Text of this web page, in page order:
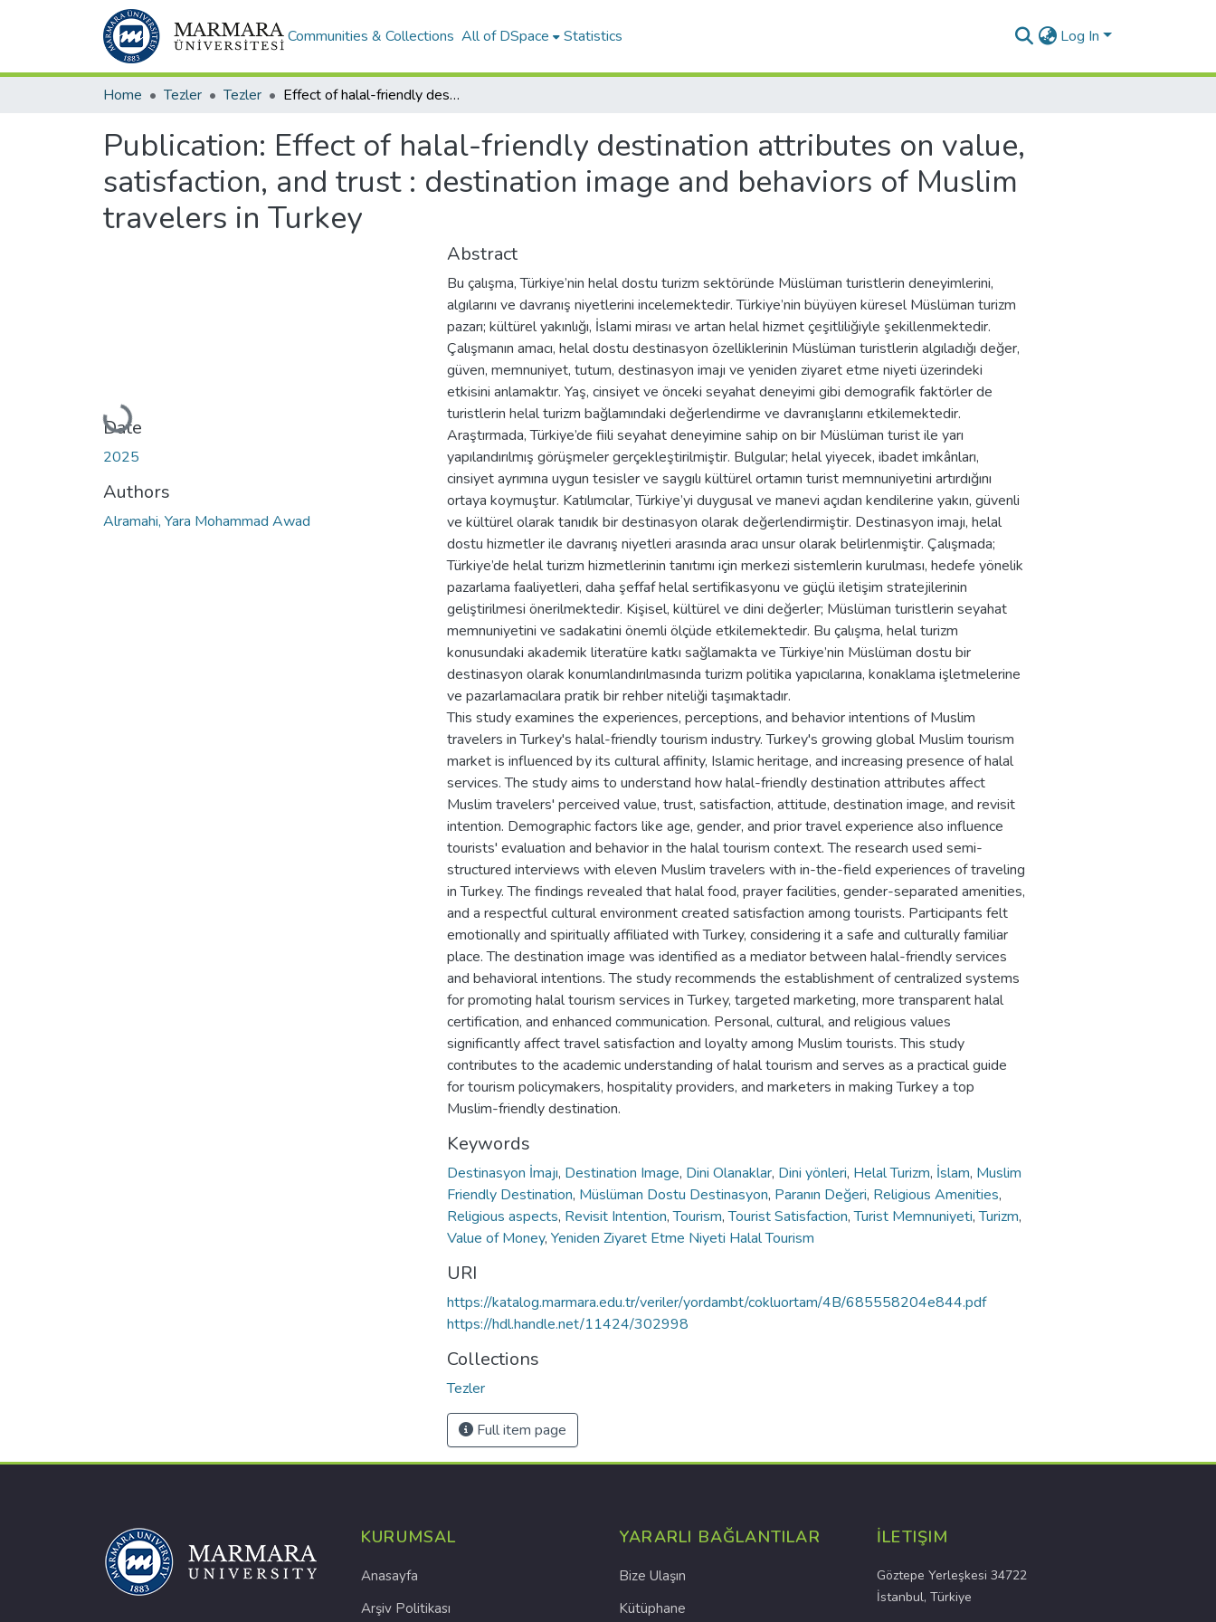
Communities & Collections All of DSpace Statistics Log In
Home Tezler Tezler Effect of halal-friendly destination attributes on value, satisfaction, and trust : destination image and behaviors of Muslim travelers in Turkey
Publication: Effect of halal-friendly destination attributes on value,
satisfaction, and trust : destination image and behaviors of Muslim
travelers in Turkey
Loading...
Date
2025
Authors
Alramahi, Yara Mohammad Awad
Abstract
Bu çalışma, Türkiye’nin helal dostu turizm sektöründe Müslüman turistlerin deneyimlerini,
algılarını ve davranış niyetlerini incelemektedir. Türkiye’nin büyüyen küresel Müslüman turizm
pazarı; kültürel yakınlığı, İslami mirası ve artan helal hizmet çeşitliliğiyle şekillenmektedir.
Çalışmanın amacı, helal dostu destinasyon özelliklerinin Müslüman turistlerin algıladığı değer,
güven, memnuniyet, tutum, destinasyon imajı ve yeniden ziyaret etme niyeti üzerindeki
etkisini anlamaktır. Yaş, cinsiyet ve önceki seyahat deneyimi gibi demografik faktörler de
turistlerin helal turizm bağlamındaki değerlendirme ve davranışlarını etkilemektedir.
Araştırmada, Türkiye’de fiili seyahat deneyimine sahip on bir Müslüman turist ile yarı
yapılandırılmış görüşmeler gerçekleştirilmiştir. Bulgular; helal yiyecek, ibadet imkânları,
cinsiyet ayrımına uygun tesisler ve saygılı kültürel ortamın turist memnuniyetini artırdığını
ortaya koymuştur. Katılımcılar, Türkiye’yi duygusal ve manevi açıdan kendilerine yakın, güvenli
ve kültürel olarak tanıdık bir destinasyon olarak değerlendirmiştir. Destinasyon imajı, helal
dostu hizmetler ile davranış niyetleri arasında aracı unsur olarak belirlenmiştir. Çalışmada;
Türkiye’de helal turizm hizmetlerinin tanıtımı için merkezi sistemlerin kurulması, hedefe yönelik
pazarlama faaliyetleri, daha şeffaf helal sertifikasyonu ve güçlü iletişim stratejilerinin
geliştirilmesi önerilmektedir. Kişisel, kültürel ve dini değerler; Müslüman turistlerin seyahat
memnuniyetini ve sadakatini önemli ölçüde etkilemektedir. Bu çalışma, helal turizm
konusundaki akademik literatüre katkı sağlamakta ve Türkiye’nin Müslüman dostu bir
destinasyon olarak konumlandırılmasında turizm politika yapıcılarına, konaklama işletmelerine
ve pazarlamacılara pratik bir rehber niteliği taşımaktadır.
This study examines the experiences, perceptions, and behavior intentions of Muslim
travelers in Turkey's halal-friendly tourism industry. Turkey's growing global Muslim tourism
market is influenced by its cultural affinity, Islamic heritage, and increasing presence of halal
services. The study aims to understand how halal-friendly destination attributes affect
Muslim travelers' perceived value, trust, satisfaction, attitude, destination image, and revisit
intention. Demographic factors like age, gender, and prior travel experience also influence
tourists' evaluation and behavior in the halal tourism context. The research used semi-
structured interviews with eleven Muslim travelers with in-the-field experiences of traveling
in Turkey. The findings revealed that halal food, prayer facilities, gender-separated amenities,
and a respectful cultural environment created satisfaction among tourists. Participants felt
emotionally and spiritually affiliated with Turkey, considering it a safe and culturally familiar
place. The destination image was identified as a mediator between halal-friendly services
and behavioral intentions. The study recommends the establishment of centralized systems
for promoting halal tourism services in Turkey, targeted marketing, more transparent halal
certification, and enhanced communication. Personal, cultural, and religious values
significantly affect travel satisfaction and loyalty among Muslim tourists. This study
contributes to the academic understanding of halal tourism and serves as a practical guide
for tourism policymakers, hospitality providers, and marketers in making Turkey a top
Muslim-friendly destination.
Keywords
Destinasyon İmajı, Destination Image, Dini Olanaklar, Dini yönleri, Helal Turizm, İslam, Muslim
Friendly Destination, Müslüman Dostu Destinasyon, Paranın Değeri, Religious Amenities,
Religious aspects, Revisit Intention,Tourism,Tourist Satisfaction,Turist Memnuniyeti,Turizm,
Value of Money, Yeniden Ziyaret Etme Niyeti Halal Tourism
URI
https://katalog.marmara.edu.tr/veriler/yordambt/cokluortam/4B/685558204e844.pdf
https://hdl.handle.net/11424/302998
Collections
Tezler
Full item page
KURUMSAL
Anasayfa
Arşiv Politikası
YARARLI BAĞLANTILAR
Bize Ulaşın
Kütüphane
İLETIŞIM
Göztepe Yerleşkesi 34722
İstanbul, Türkiye